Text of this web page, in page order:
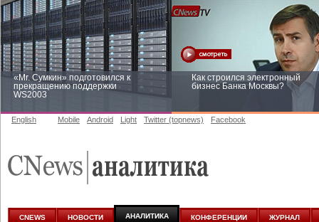
«Mr. Сумкин» подготовился к
прекращению поддержки
WS2003
Как строился электронный
бизнес Банка Москвы?
аналитике
English Mobile Android Light Twitter (topnews) Facebook
CNEWS НОВОСТИ АНАЛИТИКА КОНФЕРЕНЦИИ ЖУРНАЛ